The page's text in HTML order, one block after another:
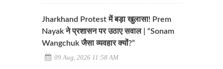
Jharkhand Protest में बड़ा खुलासा! Prem
Nayak ने प्रशासन पर उठाए सवाल | “Sonam
Wangchuk जैसा व्यवहार क्यों?”
09 Aug, 2026 11:58 AM